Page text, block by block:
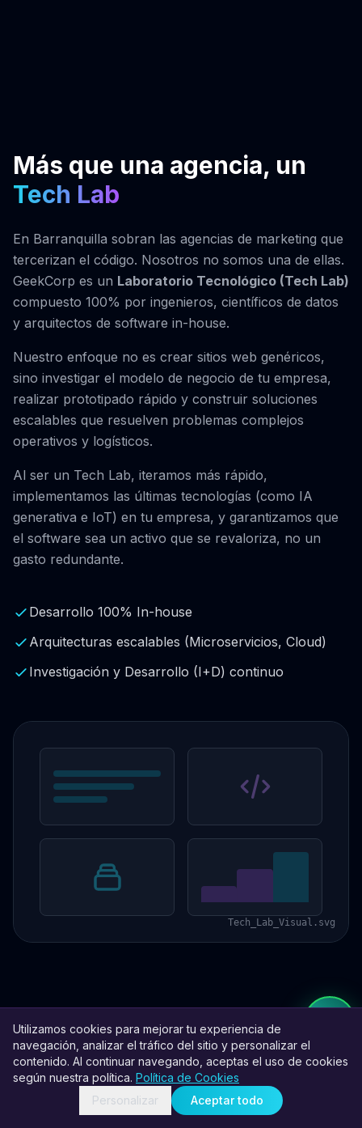
Más que una agencia, un
Tech Lab
En Barranquilla sobran las agencias de marketing que
tercerizan el código. Nosotros no somos una de ellas.
GeekCorp es un Laboratorio Tecnológico (Tech Lab)
compuesto 100% por ingenieros, científicos de datos
y arquitectos de software in-house.
Nuestro enfoque no es crear sitios web genéricos,
sino investigar el modelo de negocio de tu empresa,
realizar prototipado rápido y construir soluciones
escalables que resuelven problemas complejos
operativos y logísticos.
Al ser un Tech Lab, iteramos más rápido,
implementamos las últimas tecnologías (como IA
generativa e IoT) en tu empresa, y garantizamos que
el software sea un activo que se revaloriza, no un
gasto redundante.
Desarrollo 100% In-house
Arquitecturas escalables (Microservicios, Cloud)
Investigación y Desarrollo (I+D) continuo
Tech_Lab_Visual.svg
Casos de Éxito
Utilizamos cookies para mejorar tu experiencia de
navegación, analizar el tráfico del sitio y personalizar el
contenido. Al continuar navegando, aceptas el uso de cookies
según nuestra política. Política de Cookies
Personalizar
Aceptar todo